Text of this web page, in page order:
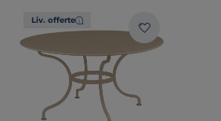
Liv. offerte